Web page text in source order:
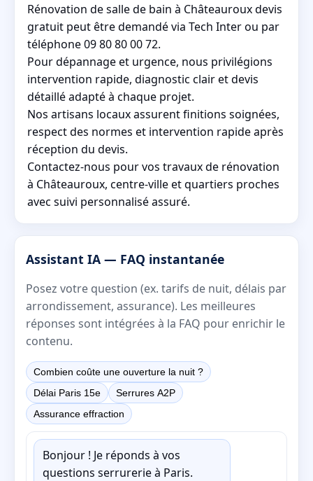
Rénovation de salle de bain à Châteauroux devis
gratuit peut être demandé via Tech Inter ou par
téléphone 09 80 80 00 72.
Pour dépannage et urgence, nous privilégions
intervention rapide, diagnostic clair et devis
détaillé adapté à chaque projet.
Nos artisans locaux assurent finitions soignées,
respect des normes et intervention rapide après
réception du devis.
Contactez-nous pour vos travaux de rénovation
à Châteauroux, centre-ville et quartiers proches
avec suivi personnalisé assuré.
Assistant IA — FAQ instantanée
Posez votre question (ex. tarifs de nuit, délais par
arrondissement, assurance). Les meilleures
réponses sont intégrées à la FAQ pour enrichir le
contenu.
Combien coûte une ouverture la nuit ?
Délai Paris 15e
Serrures A2P
Assurance effraction
Bonjour ! Je réponds à vos
questions serrurerie à Paris.